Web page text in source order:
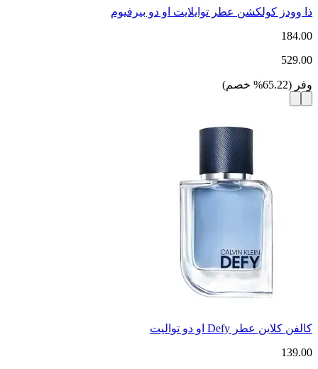
ذا وودز كولكشن عطر توايلايت او دو بيرفيوم
184.00
529.00
وفر (
65.22
% خصم)
كالفن كلاين عطر Defy او دو تواليت
139.00